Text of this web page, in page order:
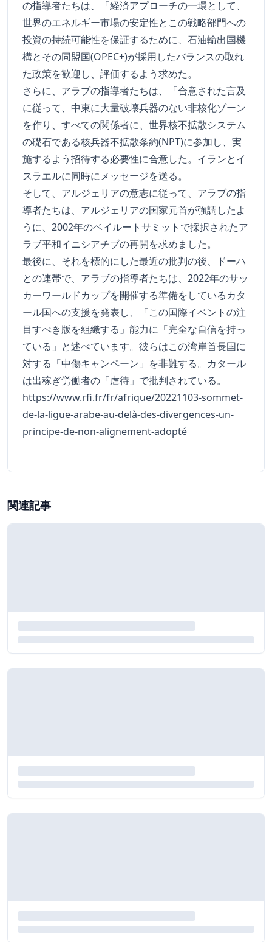
の指導者たちは、「経済アプローチの一環として、
世界のエネルギー市場の安定性とこの戦略部門への
投資の持続可能性を保証するために、石油輸出国機
構とその同盟国(OPEC+)が採用したバランスの取れ
た政策を歓迎し、評価するよう求めた。
さらに、アラブの指導者たちは、「合意された言及
に従って、中東に大量破壊兵器のない非核化ゾーン
を作り、すべての関係者に、世界核不拡散システム
の礎石である核兵器不拡散条約(NPT)に参加し、実
施するよう招待する必要性に合意した。イランとイ
スラエルに同時にメッセージを送る。
そして、アルジェリアの意志に従って、アラブの指
導者たちは、アルジェリアの国家元首が強調したよ
うに、2002年のベイルートサミットで採択されたア
ラブ平和イニシアチブの再開を求めました。
最後に、それを標的にした最近の批判の後、ドーハ
との連帯で、アラブの指導者たちは、2022年のサッ
カーワールドカップを開催する準備をしているカタ
ール国への支援を発表し、「この国際イベントの注
目すべき版を組織する」能力に「完全な自信を持っ
ている」と述べています。彼らはこの湾岸首長国に
対する「中傷キャンペーン」を非難する。カタール
は出稼ぎ労働者の「虐待」で批判されている。
https://www.rfi.fr/fr/afrique/20221103-sommet-
de-la-ligue-arabe-au-delà-des-divergences-un-
principe-de-non-alignement-adopté
関連記事